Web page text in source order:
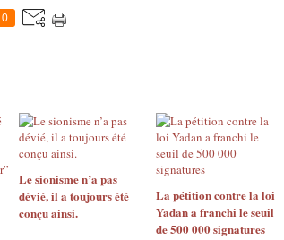
0
Le sionisme n’a pas
dévié, il a toujours été
conçu ainsi.
La pétition contre la loi
Yadan a franchi le seuil
de 500 000 signatures